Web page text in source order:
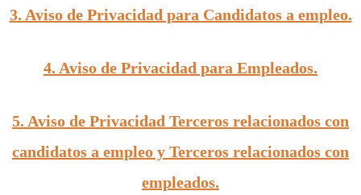
3. Aviso de Privacidad para Candidatos a empleo.
4. Aviso de Privacidad para Empleados.
5. Aviso de Privacidad Terceros relacionados con
candidatos a empleo y Terceros relacionados con
empleados.